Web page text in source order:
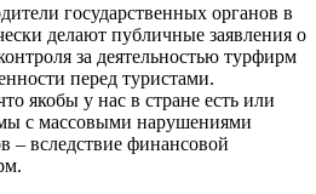
государственных органов в
делают публичные заявления о
за деятельностью турфирм
перед туристами.
якобы у нас в стране есть или
с массовыми нарушениями
– вследствие финансовой